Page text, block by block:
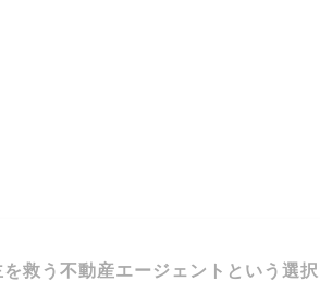
救う不動産エージェントという選